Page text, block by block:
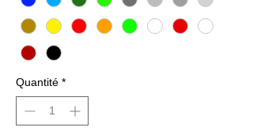
Quantité *